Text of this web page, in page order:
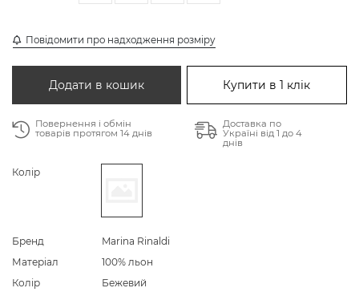
Повідомити про надходження розміру
Додати в кошик Купити в 1 клік
Повернення і обмін
товарів протягом 14 днів
Доставка по
Україні від 1 до 4
днів
Колір
Бренд
Marina Rinaldi
Матеріал
100% льон
Колір
Бежевий